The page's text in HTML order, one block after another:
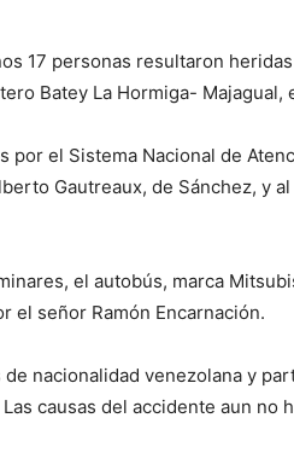
17 personas resultaron
Batey La Hormiga- Majagual,
por el Sistema Nacional de
Gautreaux, de Sánchez, y
el autobús, marca
el señor Ramón Encarnación.
nacionalidad venezolana y
causas del accidente aun no